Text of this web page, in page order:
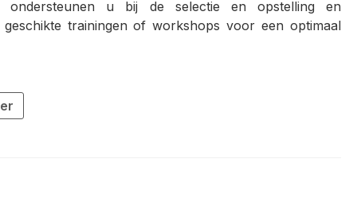
ondersteunen u bij de selectie en opstelling en
geschikte trainingen of workshops voor een optimaal